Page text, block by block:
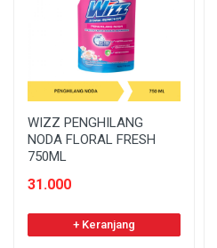
WIZZ PENGHILANG
NODA FLORAL FRESH
750ML
31.000
+ Keranjang